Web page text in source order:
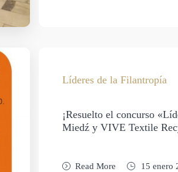
Líderes de la Filantropía
¡Resuelto el concurso
Miedź y VIVE Textile
Read More 15 enero